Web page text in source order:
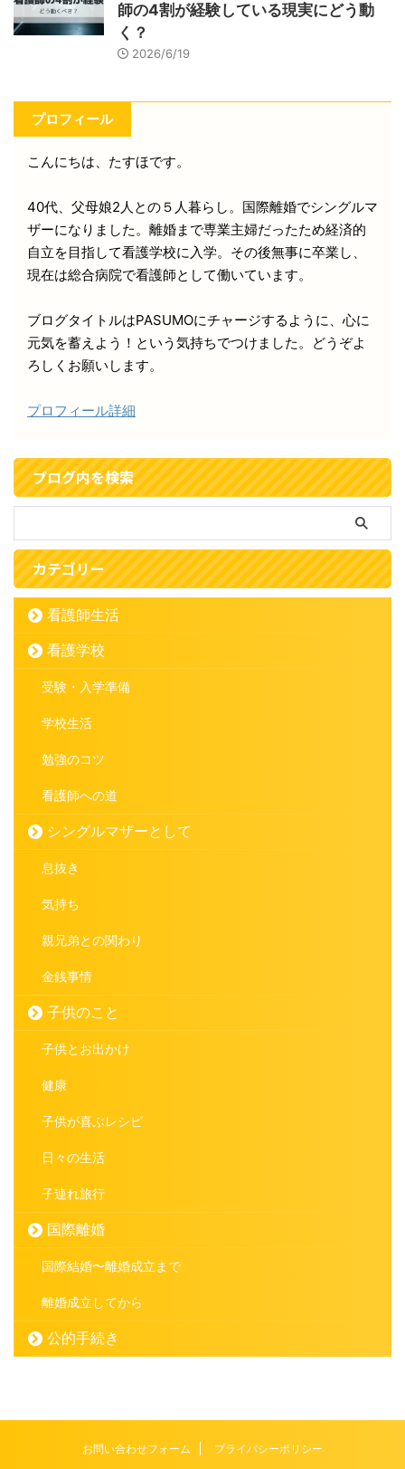
師の4割が経験している現実にどう動
く？
2026/6/19
プロフィール
こんにちは、たすほです。
40代、父母娘2人との５人暮らし。国際離婚でシングルマ
ザーになりました。離婚まで専業主婦だったため経済的
自立を目指して看護学校に入学。その後無事に卒業し、
現在は総合病院で看護師として働いています。
ブログタイトルはPASUMOにチャージするように、心に
元気を蓄えよう！という気持ちでつけました。どうぞよ
ろしくお願いします。
プロフィール詳細
ブログ内を検索
カテゴリー
看護師生活
看護学校
受験・入学準備
学校生活
勉強のコツ
看護師への道
シングルマザーとして
息抜き
気持ち
親兄弟との関わり
金銭事情
子供のこと
子供とお出かけ
健康
子供が喜ぶレシピ
日々の生活
子連れ旅行
国際離婚
国際結婚〜離婚成立まで
離婚成立してから
公的手続き
お問い合わせフォーム プライバシーポリシー